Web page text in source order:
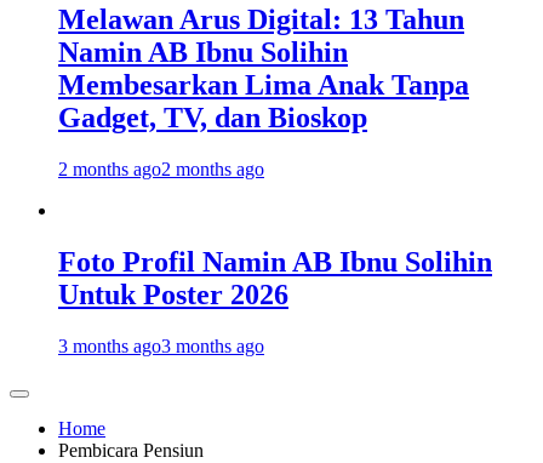
Melawan Arus Digital: 13 Tahun
Namin AB Ibnu Solihin
Membesarkan Lima Anak Tanpa
Gadget, TV, dan Bioskop
2 months ago2 months ago
Foto Profil Namin AB Ibnu Solihin
Untuk Poster 2026
3 months ago3 months ago
Home
Pembicara Pensiun